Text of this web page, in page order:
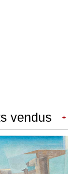
vendus +